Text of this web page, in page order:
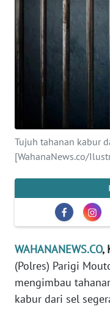
Tujuh tahanan kabur
[WahanaNews.co/
WAHANANEWS.CO,
(Polres) Parigi
mengimbau
kabur dari sel
SAINS-TEKNO
KESEHATAN
INTERNASIONAL
SERBA-SERBI
PENDIDIKAN
OLAHRAGA
EDITORIAL
Informasi